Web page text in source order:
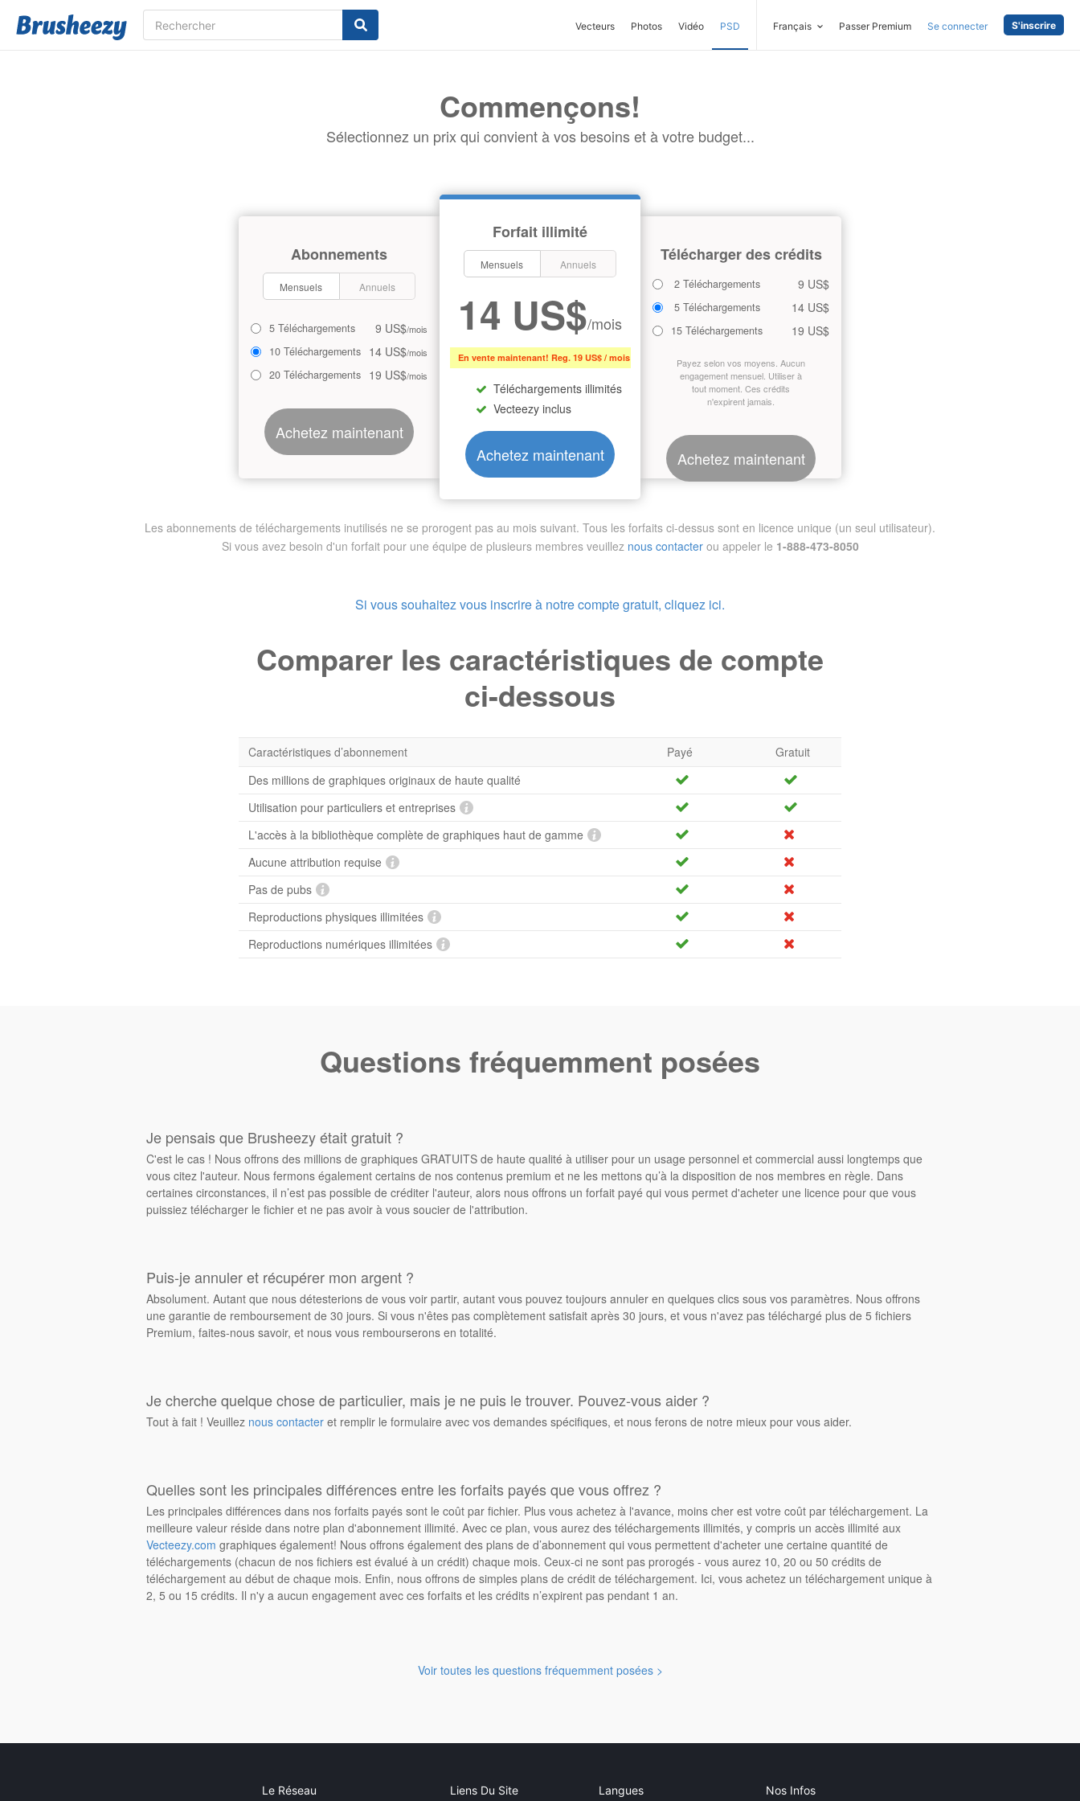
Vecteurs Photos Vidéo PSD Français Passer Premium Se connecter S'inscrire
Commençons!
Sélectionnez un prix qui convient à vos besoins et à votre budget...
Forfait illimité
Mensuels Annuels
14 US$/mois
En vente maintenant! Reg. 19 US$ / mois
Téléchargements illimités
Vecteezy inclus
Achetez maintenant
Abonnements
Mensuels Annuels
5 Téléchargements 9 US$/mois
10 Téléchargements 14 US$/mois
20 Téléchargements 19 US$/mois
Achetez maintenant
Télécharger des crédits
2 Téléchargements 9 US$
5 Téléchargements 14 US$
15 Téléchargements 19 US$
Payez selon vos moyens. Aucun
engagement mensuel. Utiliser à
tout moment. Ces crédits
n'expirent jamais.
Achetez maintenant
Les abonnements de téléchargements inutilisés ne se prorogent pas au mois suivant. Tous les forfaits ci-dessus sont en licence unique (un seul utilisateur).
Si vous avez besoin d'un forfait pour une équipe de plusieurs membres veuillez nous contacterou appeler le 1-888-473-8050
Si vous souhaitez vous inscrire à notre compte gratuit, cliquez ici.
Comparer les caractéristiques de compte
ci-dessous
Caractéristiques d’abonnement Payé
Gratuit
Des millions de graphiques originaux de haute qualité
Utilisation pour particuliers et entreprises
L'accès à la bibliothèque complète de graphiques haut de gamme
Aucune attribution requise
Pas de pubs
Reproductions physiques illimitées
Reproductions numériques illimitées
Questions fréquemment posées
Je pensais que Brusheezy était gratuit ?
C'est le cas ! Nous offrons des millions de graphiques GRATUITS de haute qualité à utiliser pour un usage personnel et commercial aussi longtemps que
vous citez l'auteur. Nous fermons également certains de nos contenus premium et ne les mettons qu’à la disposition de nos membres en règle. Dans
certaines circonstances, il n’est pas possible de créditer l'auteur, alors nous offrons un forfait payé qui vous permet d'acheter une licence pour que vous
puissiez télécharger le fichier et ne pas avoir à vous soucier de l'attribution.
Puis-je annuler et récupérer mon argent ?
Absolument. Autant que nous détesterions de vous voir partir, autant vous pouvez toujours annuler en quelques clics sous vos paramètres. Nous offrons
une garantie de remboursement de 30 jours. Si vous n'êtes pas complètement satisfait après 30 jours, et vous n'avez pas téléchargé plus de 5 fichiers
Premium, faites-nous savoir, et nous vous rembourserons en totalité.
Je cherche quelque chose de particulier, mais je ne puis le trouver. Pouvez-vous aider ?
Tout à fait ! Veuillez nous contacter et remplir le formulaire avec vos demandes spécifiques, et nous ferons de notre mieux pour vous aider.
Quelles sont les principales différences entre les forfaits payés que vous offrez ?
Les principales différences dans nos forfaits payés sont le coût par fichier. Plus vous achetez à l'avance, moins cher est votre coût par téléchargement. La
meilleure valeur réside dans notre plan d'abonnement illimité. Avec ce plan, vous aurez des téléchargements illimités, y compris un accès illimité aux
Vecteezy.com graphiques également! Nous offrons également des plans de d’abonnement qui vous permettent d'acheter une certaine quantité de
téléchargements (chacun de nos fichiers est évalué à un crédit) chaque mois. Ceux-ci ne sont pas prorogés - vous aurez 10, 20 ou 50 crédits de
téléchargement au début de chaque mois. Enfin, nous offrons de simples plans de crédit de téléchargement. Ici, vous achetez un téléchargement unique à
2, 5 ou 15 crédits. Il n'y a aucun engagement avec ces forfaits et les crédits n’expirent pas pendant 1 an.
Voir toutes les questions fréquemment posées >
Le Réseau Liens Du Site Langues Nos Infos